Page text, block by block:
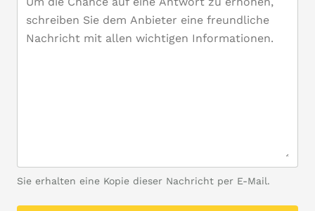
Sie erhalten eine Kopie dieser Nachricht per E-Mail.